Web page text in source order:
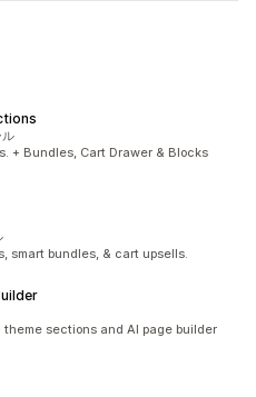
+ Bundles, Cart Drawer & Blocks
smart bundles, & cart upsells.
sections and AI page builder